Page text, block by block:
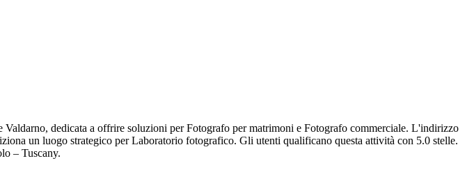
dedicata a offrire soluzioni per Fotografo per matrimoni e Fotografo commerciale. L'indirizzo
un luogo strategico per Laboratorio fotografico. Gli utenti qualificano questa attività con 5.0 stelle.
– Tuscany.